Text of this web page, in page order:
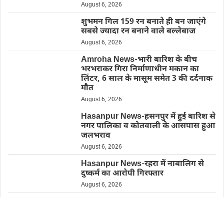
August 6, 2026
शुभमन गिल 159 रन बनाते ही बन जाएंगे
सबसे ज्यादा रन बनाने वाले बल्लेबाज
August 6, 2026
Amroha News-भारी बारिश के बीच
भरभराकर गिरा निर्माणाधीन मकान का
लिंटर, 6 साल के मासूम समेत 3 की दर्दनाक
मौत
August 6, 2026
Hasanpur News-हसनपुर में हुई बारिश से
नगर पालिका व कोतवाली के आसपास हुआ
जलभराव
August 6, 2026
Hasanpur News-रहरा में नाबालिग से
दुष्कर्म का आरोपी गिरफ्तार
August 6, 2026